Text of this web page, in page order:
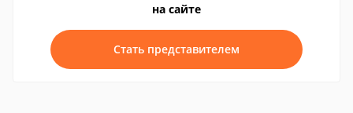
на сайте
Стать представителем